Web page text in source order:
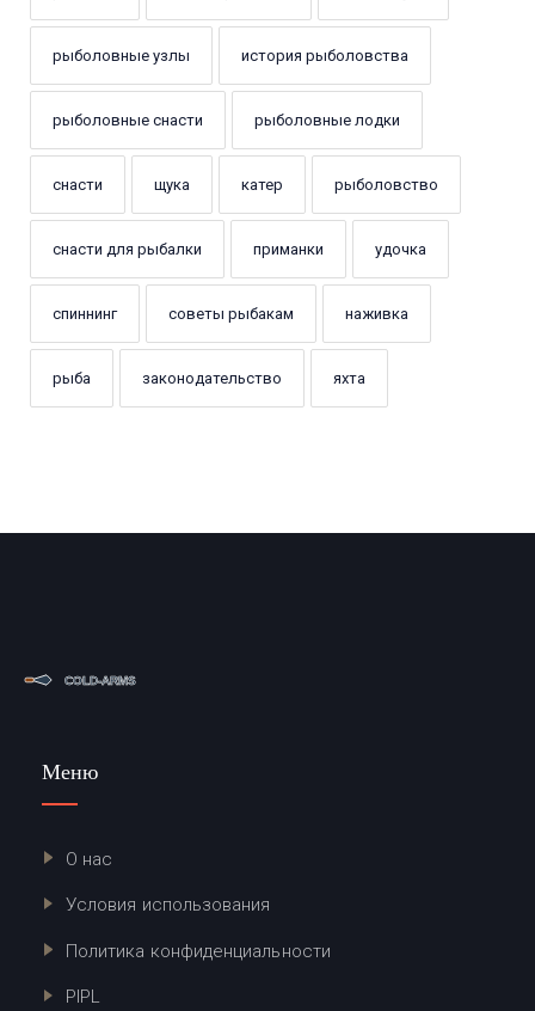
рыболовные узлы история рыболовства
рыболовные снасти рыболовные лодки
снасти щука катер рыболовство
снасти для рыбалки приманки удочка
спиннинг советы рыбакам наживка
рыба законодательство яхта
Меню
О нас
Условия использования
Политика конфиденциальности
PIPL